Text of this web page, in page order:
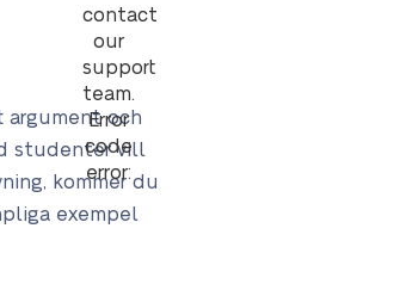
contact
our
support
team.
Error
code
error:
argument och
studenter vill
kommer du
exempel